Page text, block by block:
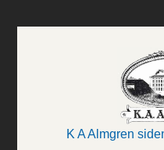
K A Almgren